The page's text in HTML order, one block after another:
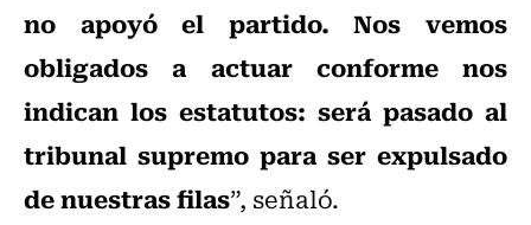
no apoyó el partido. Nos vemos
obligados a actuar conforme nos
indican los estatutos: será pasado al
tribunal supremo para ser expulsado
de nuestras filas”, señaló.